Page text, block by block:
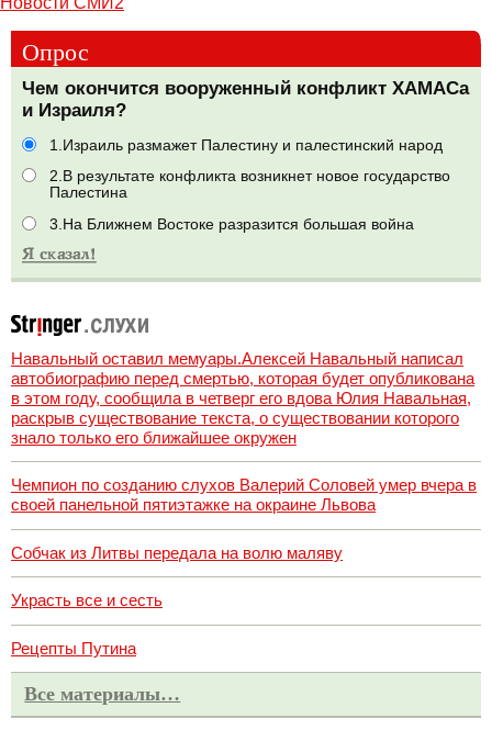
Опрос
Чем окончится вооруженный конфликт ХАМАСа
и Израиля?
1.Израиль размажет Палестину и палестинский народ
2.В результате конфликта возникнет новое государство
Палестина
3.На Ближнем Востоке разразится большая война
Навальный оставил мемуары.Алексей Навальный написал
автобиографию перед смертью, которая будет опубликована
в этом году, сообщила в четверг его вдова Юлия Навальная,
раскрыв существование текста, о существовании которого
знало только его ближайшее окружен
Чемпион по созданию слухов Валерий Соловей умер вчера в
своей панельной пятиэтажке на окраине Львова
Собчак из Литвы передала на волю маляву
Украсть все и сесть
Рецепты Путина
Все материалы…